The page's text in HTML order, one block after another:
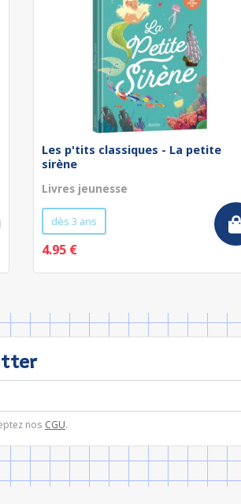
Les p'tits classiques - La petite
sirène
Livres jeunesse
dès 3 ans
4.95 €
nos CGU.